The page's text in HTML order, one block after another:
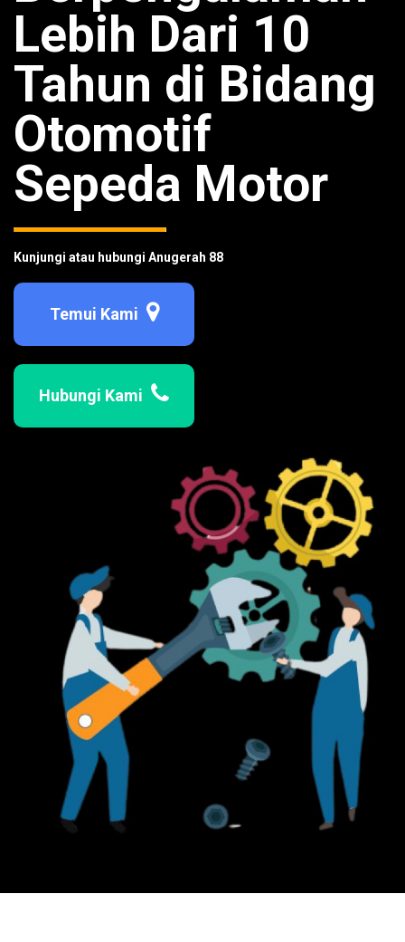
Lebih Dari 10
Tahun di Bidang
Otomotif
Sepeda Motor
Kunjungi atau hubungi Anugerah 88
Temui Kami
Hubungi Kami